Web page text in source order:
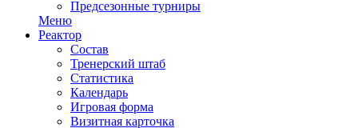
Предсезонные турниры
Меню
Реактор
Состав
Тренерский штаб
Статистика
Календарь
Игровая форма
Визитная карточка